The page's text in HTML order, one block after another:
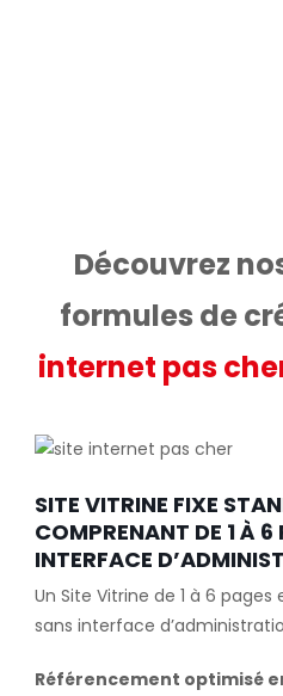
Découvrez
formules de
internet pas
SITE VITRINE FIXE
COMPRENANT DE 1 À 6
INTERFACE
Un Site Vitrine de 1 à 6
sans interface
Référencement optimisé